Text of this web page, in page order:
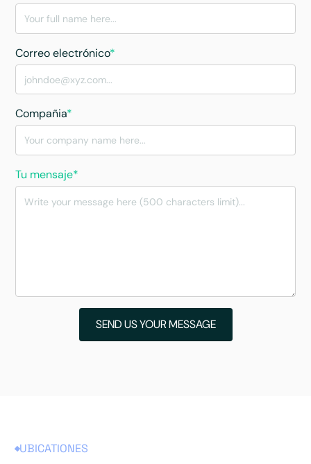
Correo electrónico*
Compañia*
Tu mensaje*
UBICATIONES